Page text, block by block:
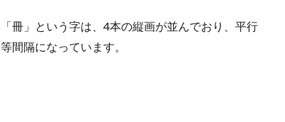
「冊」という字は、4本の縦画が並んでおり、平行
等間隔になっています。